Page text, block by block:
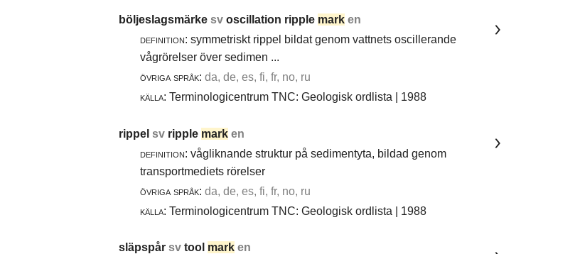
böljeslagsmärke sv oscillation ripple mark en
definition: symmetriskt rippel bildat genom vattnets oscillerande
vågrörelser över sedimen ...
övriga språk: da, de, es, fi, fr, no, ru
källa: Terminologicentrum TNC: Geologisk ordlista | 1988
rippel sv ripple mark en
definition: vågliknande struktur på sedimentyta, bildad genom
transportmediets rörelser
övriga språk: da, de, es, fi, fr, no, ru
källa: Terminologicentrum TNC: Geologisk ordlista | 1988
släpspår sv tool mark en